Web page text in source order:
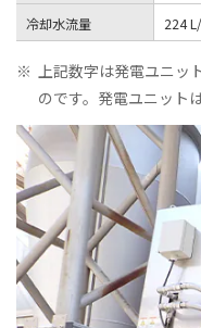
冷却水流量 224
※
上記数字は発電ユニッ
のです。発電ユニット